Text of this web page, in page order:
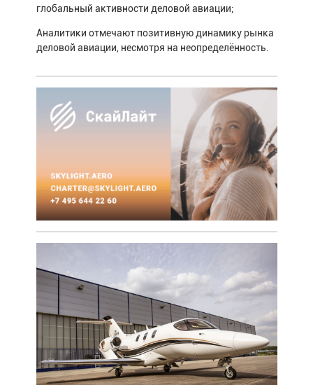
глобальный активности деловой авиации;
Аналитики отмечают позитивную динамику рынка
деловой авиации, несмотря на неопределённость.